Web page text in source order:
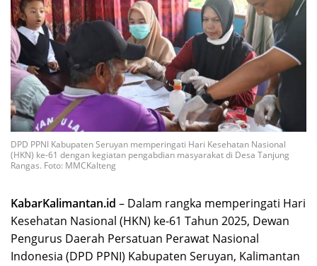
DPD PPNI Kabupaten Seruyan memperingati Hari Kesehatan Nasional
(HKN) ke-61 dengan kegiatan pengabdian masyarakat di Desa Tanjung
Rangas. Foto: MMCKalteng
KabarKalimantan.id – Dalam rangka memperingati Hari
Kesehatan Nasional (HKN) ke-61 Tahun 2025, Dewan
Pengurus Daerah Persatuan Perawat Nasional
Indonesia (DPD PPNI) Kabupaten Seruyan, Kalimantan